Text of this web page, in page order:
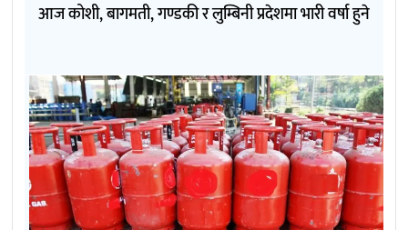
आज कोशी, बागमती, गण्डकी र लुम्बिनी प्रदेशमा भारी वर्षा हुने